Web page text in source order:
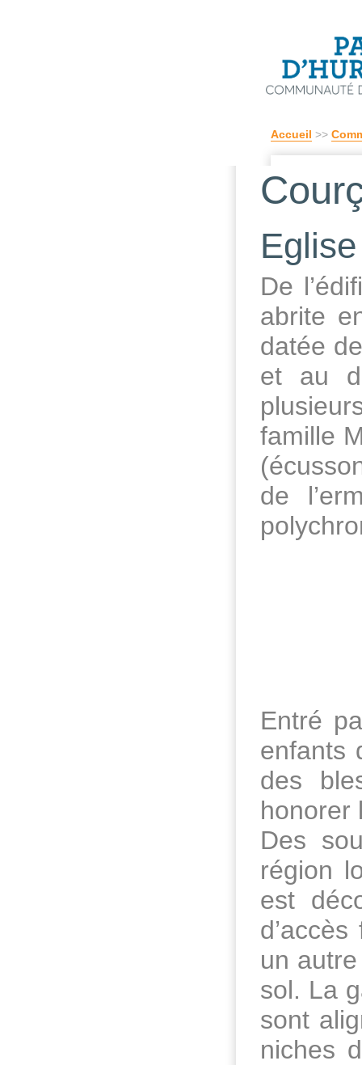
Accueil >>
De
abrite
datée
et au
famille
de
Entré
enfants
des
honorer
Des
région
est
un
sol. La
sont
niches